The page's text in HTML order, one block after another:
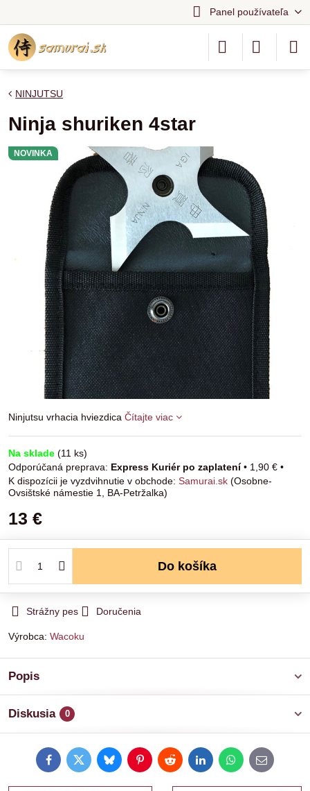
Panel používateľa
NOVINKA
NINJUTSU
Ninja shuriken 4star
Ninjutsu vrhacia hviezdica Čítajte viac
Na sklade (11 ks)
Express Kuriér po zaplatení• 1,90 € •
Samurai.sk (Osobne-
Ovsištské námestie 1, BA-Petržalka)
13 €
Do košíka
Strážny pes Doručenia
Výrobca: Wacoku
Popis
Diskusia 0
FacebookTwitterBlueskyPinterestRedditLinkedInWhatsApp
E-
mail